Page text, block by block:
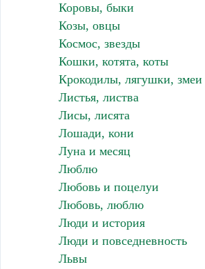
Коровы, быки
Козы, овцы
Космос, звезды
Кошки, котята, коты
Крокодилы, лягушки, змеи
Листья, листва
Лисы, лисята
Лошади, кони
Луна и месяц
Люблю
Любовь и поцелуи
Любовь, люблю
Люди и история
Люди и повседневность
Львы